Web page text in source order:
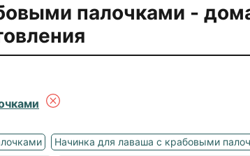
палочками -
Начинка для лаваша с крабовыми